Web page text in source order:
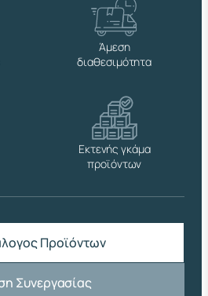
Άμεση
διαθεσιμότητα
Εκτενής γκάμα
προϊόντων
Προϊόντων
Συνεργασίας